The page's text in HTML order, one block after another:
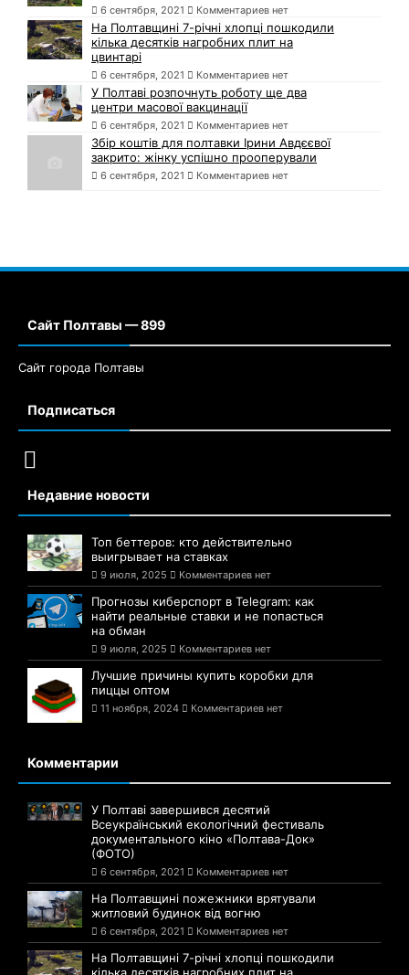
6 сентября, 2021 Комментариев нет
На Полтавщині 7-річні хлопці пошкодили
кілька десятків нагробних плит на
цвинтарі
6 сентября, 2021 Комментариев нет
У Полтаві розпочнуть роботу ще два
центри масової вакцинації
6 сентября, 2021 Комментариев нет
Збір коштів для полтавки Ірини Авдєєвої
закрито: жінку успішно прооперували
6 сентября, 2021 Комментариев нет
Сайт Полтавы — 899
Сайт города Полтавы
Подписаться
Недавние новости
Топ беттеров: кто действительно
выигрывает на ставках
9 июля, 2025 Комментариев нет
Прогнозы киберспорт в Telegram: как
найти реальные ставки и не попасться
на обман
9 июля, 2025 Комментариев нет
Лучшие причины купить коробки для
пиццы оптом
11 ноября, 2024 Комментариев нет
Комментарии
У Полтаві завершився десятий
Всеукраїнський екологічний фестиваль
документального кіно «Полтава-Док»
(ФОТО)
6 сентября, 2021 Комментариев нет
На Полтавщині пожежники врятували
житловий будинок від вогню
6 сентября, 2021 Комментариев нет
На Полтавщині 7-річні хлопці пошкодили
кілька десятків нагробних плит на